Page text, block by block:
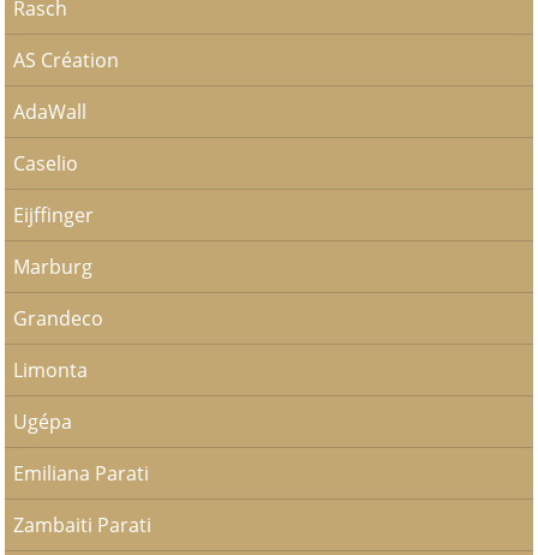
Rasch
AS Création
AdaWall
Caselio
Eijffinger
Marburg
Grandeco
Limonta
Ugépa
Emiliana Parati
Zambaiti Parati